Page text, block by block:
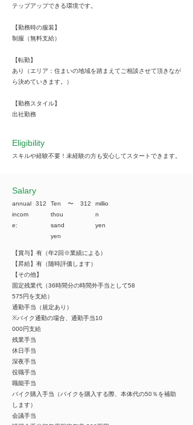
テップアップできる環境です。
【勤務時の服装】
制服（無料支給）
【転勤】
あり（エリア：住まいの地域を踏まえてご相談させて頂きなが
ら決めていきます。）
【勤務スタイル】
出社勤務
Eligibility
スキルや経験不要！未経験の方も安心してスタートできます。
​Salary
annual
incom
e:
312
Ten
thou
sand
yen
​〜 312
millio
n
yen
【賞与】有（年2回※業績による）
【昇給】有（随時評価します）
【その他】
固定残業代（36時間分の時間外手当として58
575円を支給）
通勤手当（規定あり）
※バイク通勤の場合、通勤手当10
000円支給
残業手当
休日手当
深夜手当
役職手当
職能手当
バイク購入手当（バイクを購入する際、本体代の50％を補助
します）
会議手当